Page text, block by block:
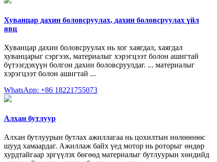
Хуванцар дахин боловсруулах, дахин боловсруулах үйл
явц
Хуванцар дахин боловсруулах нь хог хаягдал, хаягдал
хуванцарыг сэргээх, материалыг хэрэгцээт болон ашигтай
бүтээгдэхүүн болгон дахин боловсруулдаг. ... материалыг
хэрэгцээт болон ашигтай ...
WhatsApp: +86 18221755073
Алхан бутлуур
Алхан бутлуурын бутлах ажиллагаа нь цохилтын нөлөөнөөс
шууд хамаардаг. Ажиллаж байх үед мотор нь роторыг өндөр
хурдтайгаар эргүүлэх бөгөөд материалыг бутлуурын хөндийд